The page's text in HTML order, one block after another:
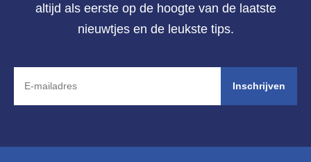
altijd als eerste op de hoogte van de laatste
nieuwtjes en de leukste tips.
Inschrijven